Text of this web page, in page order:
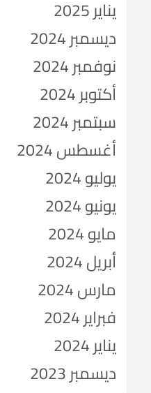
يناير 2025
ديسمبر 2024
نوفمبر 2024
أكتوبر 2024
سبتمبر 2024
أغسطس 2024
يوليو 2024
يونيو 2024
مايو 2024
أبريل 2024
مارس 2024
فبراير 2024
يناير 2024
ديسمبر 2023